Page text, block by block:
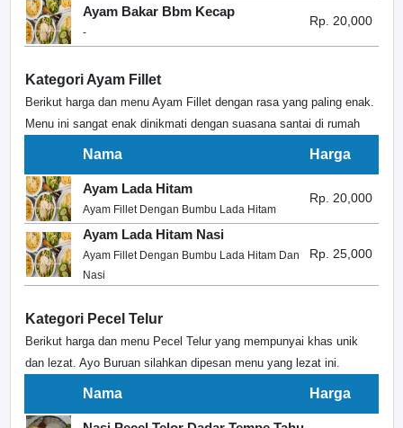
Ayam Bakar Bbm Kecap
-
Rp. 20,000
Kategori Ayam Fillet
Berikut harga dan menu Ayam Fillet dengan rasa yang paling enak.
Menu ini sangat enak dinikmati dengan suasana santai di rumah
Nama Harga
Ayam Lada Hitam
Ayam Fillet Dengan Bumbu Lada Hitam
Rp. 20,000
Ayam Lada Hitam Nasi
Ayam Fillet Dengan Bumbu Lada Hitam Dan
Nasi
Rp. 25,000
Kategori Pecel Telur
Berikut harga dan menu Pecel Telur yang mempunyai khas unik
dan lezat. Ayo Buruan silahkan dipesan menu yang lezat ini.
Nama Harga